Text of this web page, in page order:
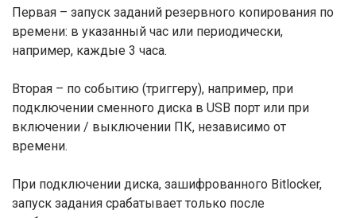
Первая – запуск заданий резервного копирования по
времени: в указанный час или периодически,
например, каждые 3 часа.
Вторая – по событию (триггеру), например, при
подключении сменного диска в USB порт или при
включении / выключении ПК, независимо от
времени.
При подключении диска, зашифрованного Bitlocker,
запуск задания срабатывает только после